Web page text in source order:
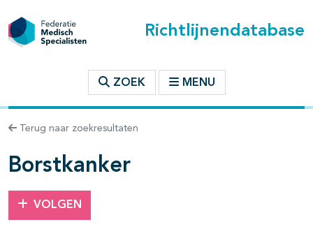
Richtlijnendatabase
ZOEK MENU
Terug naar zoekresultaten
Borstkanker
VOLGEN
binnen deze richtlijn